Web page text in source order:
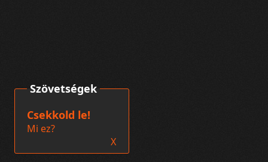
Szövetségek
Csekkold le!
Mi ez?
X